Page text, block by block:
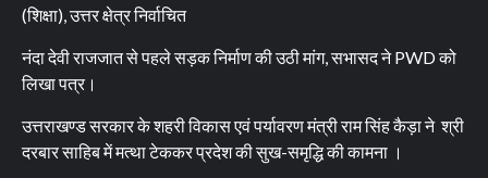
(शिक्षा), उत्तर क्षेत्र निर्वाचित
नंदा देवी राजजात से पहले सड़क निर्माण की उठी मांग, सभासद ने PWD को
लिखा पत्र।
उत्तराखण्ड सरकार के शहरी विकास एवं पर्यावरण मंत्री राम सिंह कैड़ा ने श्री
दरबार साहिब में मत्था टेककर प्रदेश की सुख-समृद्धि की कामना ।